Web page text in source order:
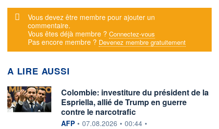
Message d'alerte
Vous devez être membre pour ajouter un
commentaire.
Vous êtes déjà membre ? Connectez-vous
Pas encore membre ? Devenez membre gratuitement
A LIRE AUSSI
Colombie: investiture du président de la
Espriella, allié de Trump en guerre
contre le narcotrafic
information fournie par
AFP • 07.08.2026 • 00:44 •